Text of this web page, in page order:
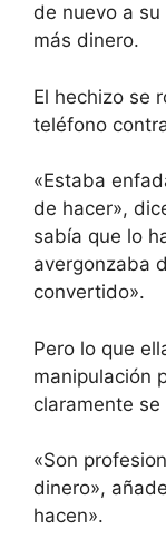
de nuevo a
más dinero.
El hechizo se
teléfono
«Estaba
de hacer»,
sabía que lo
avergonzaba
convertido».
Pero lo que
manipulación
claramente
«Son
dinero»,
hacen».